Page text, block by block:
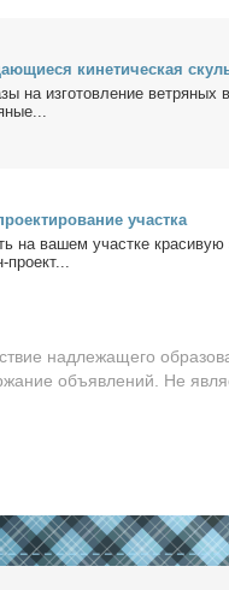
ки­не­ти­че­ская
на из­го­тов­ле­ние
участ­ка
на ва­шем участ­ке
надлежащего
объявлений. Не